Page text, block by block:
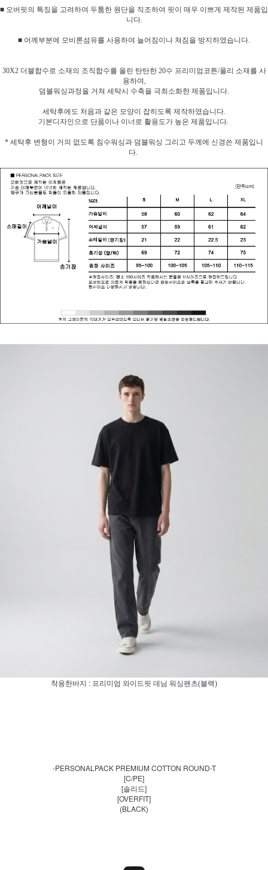
■ 오버핏의 특징을 고려하여 두툼한 원단을 직조하여 핏이 매우 이쁘게 제작된 제품입
니다.
■ 어께부분에 모비론섬유를 사용하여 늘어짐이나 쳐짐을 방지하였습니다.
30X2 더블합수로 소재의 조직합수를 올린 탄탄한 20수 프리미엄코튼/폴리 소재를 사
용하여,
덤블워싱과정을 거쳐 세탁시 수축을 극최소화한 제품입니다.
세탁후에도 처음과 같은 모양이 잡히도록 제작하였습니다.
기본디자인으로 단품이나 이너로 활용도가 높은 제품입니다.
* 세탁후 변형이 거의 없도록 침수워싱과 덤블워싱 그리고 두께에 신경쓴 제품입니
다.
착용한바지 : 프리미엄 와이드핏 데님 워싱팬츠(블랙)
-PERSONALPACK PREMIUM COTTON ROUND-T
[C/PE]
[솔리드]
[OVERFIT]
(BLACK)